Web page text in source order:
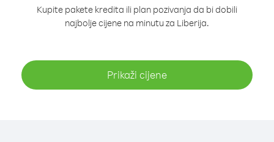
Kupite pakete kredita ili plan pozivanja da bi dobili
najbolje cijene na minutu za Liberija.
Prikaži cijene